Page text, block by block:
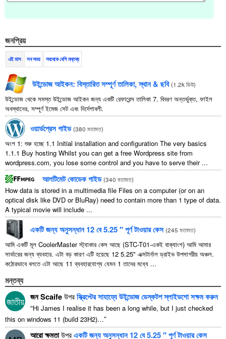
জনপ্রিয়
এই মাস সব সময় সবথেকে বেশি মন্তব্য
উইন্ডোজ আইকন: বিস্তারিত সম্পূর্ণ তালিকা, স্থান & ছবি (1.2k ভিউ)
উইন্ডোজ থেকে সমস্ত উইন্ডোজ আইকন জন্য একটি রেফারেন্স তালিকা 7. বিবরণ অন্তর্ভুক্ত, ফাইল
অবস্থানের, সম্পূর্ণ ইমেজ সেট এবং নির্দেশাবলী.
ওয়ার্ডপ্রেস গাইড (380 মতামত)
অংশ 1: শুরু হচ্ছে 1.1 Initial installation and configuration The very basics
1.1.1 Buy hosting Whilst you can get a free Wordpress site from
wordpress.com, you lose some control and you have to serve their...
আলটিমেট কোডেক গাইড (340 মতামত)
How data is stored in a multimedia file Files on a computer(or on an
optical disk like DVD or BluRay) need to contain more than 1 type of data.
A typical movie will include ...
একটি জন্য অনুসন্ধান 12 বে 5.25 ″ পূর্ণ টাওয়ার কেস (245 মতামত)
আমি একটি মূল CoolerMaster স্ট্যাকার কেস আছে (STC-T01-একই বাক্যাংশ) আমি আমার
সার্ভারের জন্য ব্যবহার. এটা বড় কারণ এটি হয়েছে 12 5.25" এক্সটার্নাল ড্রাইভ উপসাগরীয় অঞ্চল.
কঠোরভাবে বলতে এটা আছে 11 ব্যবহারযোগ্য যেমন 1 তাদের মধ্যে ...
মন্তব্য
জাতীয় জন Scaifeউপরস্ক্রিপ্টের সাহায্যে উইন্ডোজ ডেস্কটপ স্লাইডশো সক্ষম করুন
“Hi James I realise it has been a long while, but I just checked
this on windows 11 (build 23H2)…”
আরো ক্ষমতাউপরএকটি জন্য অনুসন্ধান 12 বে 5.25 ″ পূর্ণ টাওয়ার কেস